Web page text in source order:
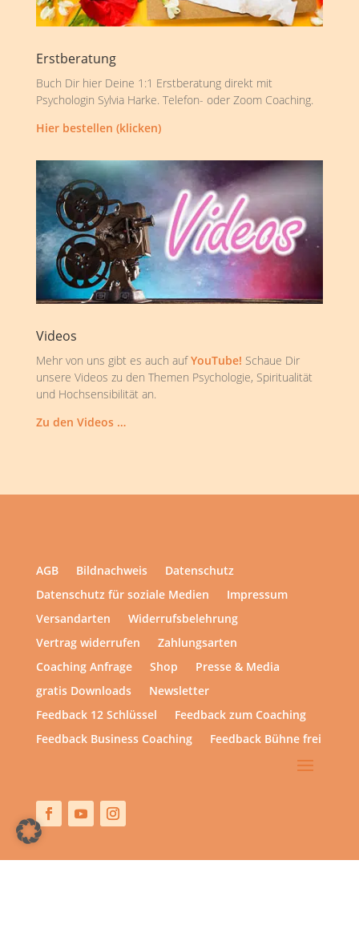
Erstberatung
Buch Dir hier Deine 1:1 Erstberatung direkt mit
Psychologin Sylvia Harke. Telefon- oder Zoom Coaching.
Hier bestellen (klicken)
Videos
Mehr von uns gibt es auch aufYouTube! Schaue Dir
unsere Videos zu den Themen Psychologie, Spiritualität
und Hochsensibilität an.
Zu den Videos …
AGB Bildnachweis
Datenschutz
Datenschutz für soziale Medien
Impressum
Versandarten
Widerrufsbelehrung
Vertrag widerrufen
Zahlungsarten
Coaching Anfrage
Shop
Presse & Media
gratis Downloads
Newsletter
Feedback 12 Schlüssel
Feedback zum Coaching
Feedback Business Coaching
Feedback Bühne frei